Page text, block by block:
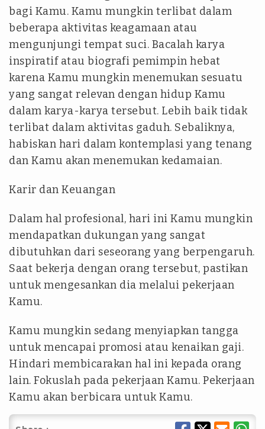
bagi Kamu. Kamu mungkin terlibat dalam
beberapa aktivitas keagamaan atau
mengunjungi tempat suci. Bacalah karya
inspiratif atau biografi pemimpin hebat
karena Kamu mungkin menemukan sesuatu
yang sangat relevan dengan hidup Kamu
dalam karya-karya tersebut. Lebih baik tidak
terlibat dalam aktivitas gaduh. Sebaliknya,
habiskan hari dalam kontemplasi yang tenang
dan Kamu akan menemukan kedamaian.
Karir dan Keuangan
Dalam hal profesional, hari ini Kamu mungkin
mendapatkan dukungan yang sangat
dibutuhkan dari seseorang yang berpengaruh.
Saat bekerja dengan orang tersebut, pastikan
untuk mengesankan dia melalui pekerjaan
Kamu.
Kamu mungkin sedang menyiapkan tangga
untuk mencapai promosi atau kenaikan gaji.
Hindari membicarakan hal ini kepada orang
lain. Fokuslah pada pekerjaan Kamu. Pekerjaan
Kamu akan berbicara untuk Kamu.